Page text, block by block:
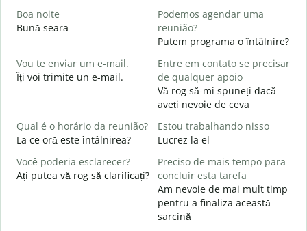
Boa noite
Bună seara
Podemos agendar uma
reunião?
Putem programa o întâlnire?
Vou te enviar um e-mail.
Îți voi trimite un e-mail.
Entre em contato se precisar
de qualquer apoio
Vă rog să-mi spuneți dacă
aveți nevoie de ceva
Qual é o horário da reunião?
La ce oră este întâlnirea?
Estou trabalhando nisso
Lucrez la el
Você poderia esclarecer?
Ați putea vă rog să clarificați?
Preciso de mais tempo para
concluir esta tarefa
Am nevoie de mai mult timp
pentru a finaliza această
sarcină